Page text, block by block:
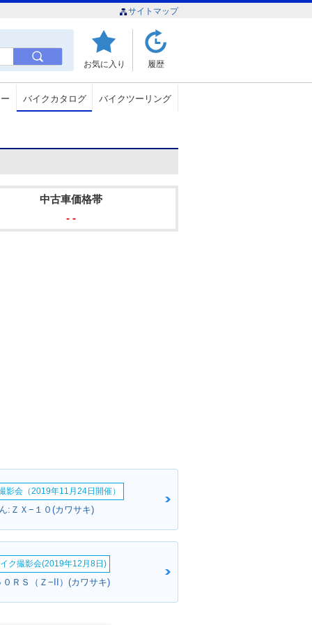
サイトマップ
お気に入り 履歴
バイクカタログ バイクツーリング
中古車価格帯
- -
影会（2019年11月24日開催）
:ＺＸ−１０(カワサキ)
ク撮影会(2019年12月8日)
ＲＳ（Ｚ−II）(カワサキ)